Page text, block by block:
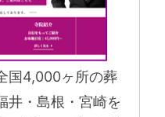
国4,000ヶ所の葬
井・島根・宮崎を